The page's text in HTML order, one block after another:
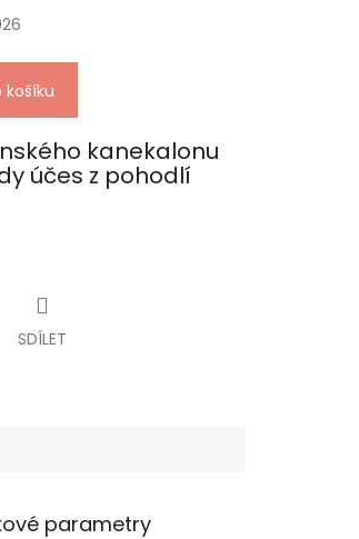
košíku
kanekalonu
účes z pohodlí
SDÍLET
parametry